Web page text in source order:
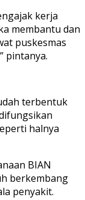
kerja
membantu dan
puskesmas
pintanya.
terbentuk
halnya
BIAN
berkembang
penyakit.